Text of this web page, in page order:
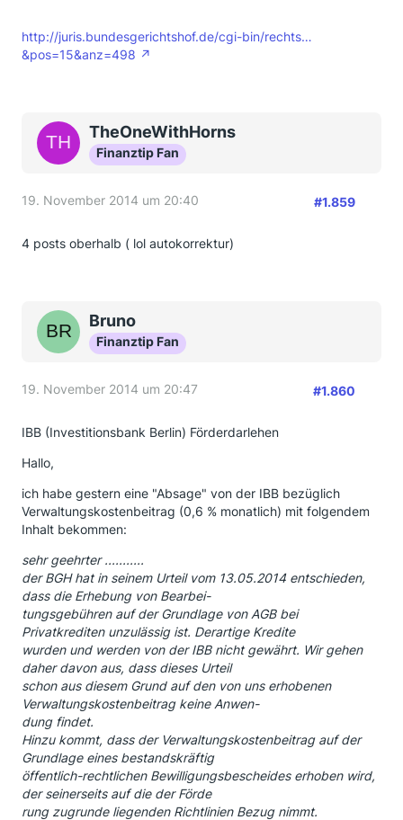
http://juris.bundesgerichtshof.de/cgi-bin/rechts…
&pos=15&anz=498
TheOneWithHorns
Finanztip Fan
19. November 2014 um 20:40 #1.859
4 posts oberhalb ( lol autokorrektur)
Bruno
Finanztip Fan
19. November 2014 um 20:47 #1.860
IBB (Investitionsbank Berlin) Förderdarlehen
Hallo,
ich habe gestern eine "Absage" von der IBB bezüglich
Verwaltungskostenbeitrag (0,6 % monatlich) mit folgendem
Inhalt bekommen:
sehr geehrter ...........
der BGH hat in seinem Urteil vom 13.05.2014 entschieden,
dass die Erhebung von Bearbei-
tungsgebühren auf der Grundlage von AGB bei
Privatkrediten unzulässig ist. Derartige Kredite
wurden und werden von der IBB nicht gewährt. Wir gehen
daher davon aus, dass dieses Urteil
schon aus diesem Grund auf den von uns erhobenen
Verwaltungskostenbeitrag keine Anwen-
dung findet.
Hinzu kommt, dass der Verwaltungskostenbeitrag auf der
Grundlage eines bestandskräftig
öffentlich-rechtlichen Bewilligungsbescheides erhoben wird,
der seinerseits auf die der Förde
rung zugrunde liegenden Richtlinien Bezug nimmt.